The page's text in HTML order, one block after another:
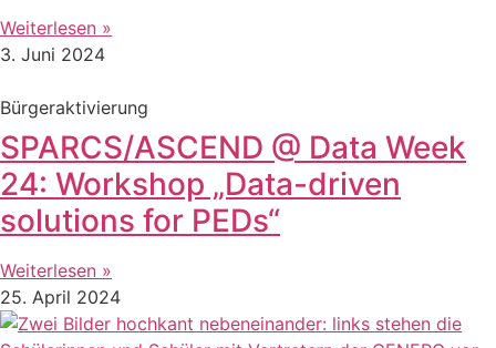
Weiterlesen »
3. Juni 2024
Bürgeraktivierung
SPARCS/ASCEND @ Data Week
24: Workshop „Data-driven
solutions for PEDs“
Weiterlesen »
25. April 2024